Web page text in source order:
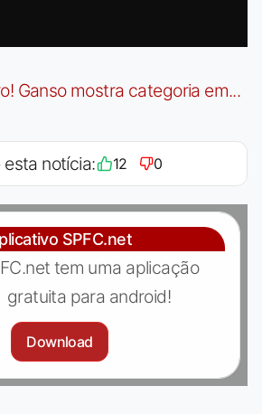
Ganso mostra categoria em...
esta notícia: 12 0
SPFC.net
tem uma aplicação
gratuita para android!
Download